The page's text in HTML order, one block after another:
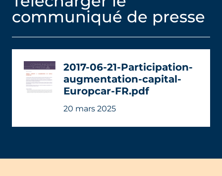
communiqué de presse
2017-06-21-Participation-
augmentation-capital-
Europcar-FR.pdf
20 mars 2025